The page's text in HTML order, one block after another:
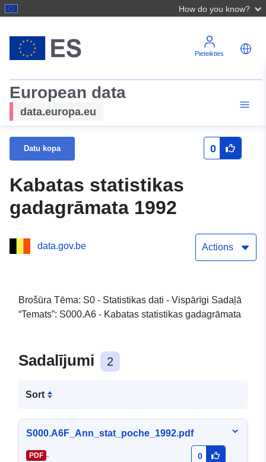
How do you know?
Pieteikties
European data
data.europa.eu
Datu kopa 0
Kabatas statistikas
gadagrāmata 1992
data.gov.be Actions
Brošūra Tēma: S0 - Statistikas dati - Vispārīgi Sadaļā
“Temats”: S000.A6 - Kabatas statistikas gadagrāmata
Sadalījumi 2
Sort
S000.A6F_Ann_stat_poche_1992.pdf
PDF - 0